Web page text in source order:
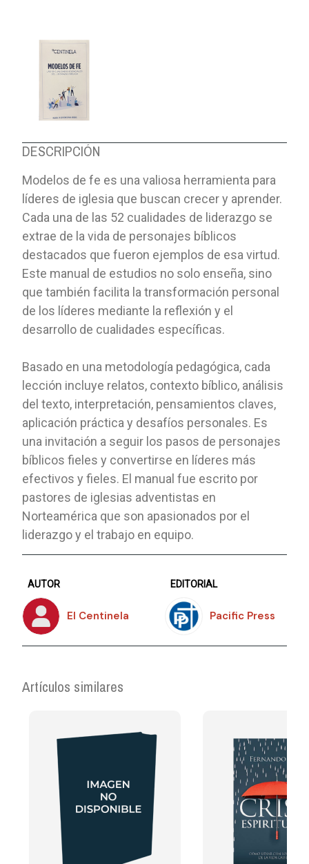
DESCRIPCIÓN
Modelos de fe es una valiosa herramienta para
líderes de iglesia que buscan crecer y aprender.
Cada una de las 52 cualidades de liderazgo se
extrae de la vida de personajes bíblicos
destacados que fueron ejemplos de esa virtud.
Este manual de estudios no solo enseña, sino
que también facilita la transformación personal
de los líderes mediante la reflexión y el
desarrollo de cualidades específicas.
Basado en una metodología pedagógica, cada
lección incluye relatos, contexto bíblico, análisis
del texto, interpretación, pensamientos claves,
aplicación práctica y desafíos personales. Es
una invitación a seguir los pasos de personajes
bíblicos fieles y convertirse en líderes más
efectivos y fieles. El manual fue escrito por
pastores de iglesias adventistas en
Norteamérica que son apasionados por el
liderazgo y el trabajo en equipo.
AUTOR
El Centinela
EDITORIAL
Pacific Press
Artículos similares